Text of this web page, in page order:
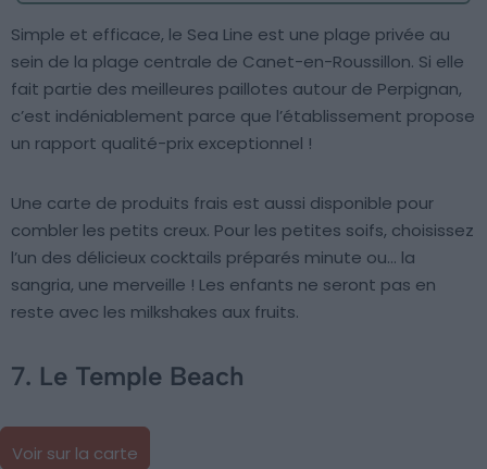
Simple et efficace, le Sea Line est une plage privée au
sein de la plage centrale de Canet-en-Roussillon. Si elle
fait partie des meilleures paillotes autour de Perpignan,
c’est indéniablement parce que l’établissement propose
un rapport qualité-prix exceptionnel !
Une carte de produits frais est aussi disponible pour
combler les petits creux. Pour les petites soifs, choisissez
l’un des délicieux cocktails préparés minute ou… la
sangria, une merveille ! Les enfants ne seront pas en
reste avec les milkshakes aux fruits.
7. Le Temple Beach
Voir sur la carte